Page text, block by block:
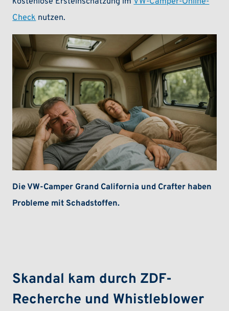
Check nutzen.
Die VW-Camper Grand California und Crafter haben
Probleme mit Schadstoffen.
Skandal kam durch ZDF-
Recherche und Whistleblower